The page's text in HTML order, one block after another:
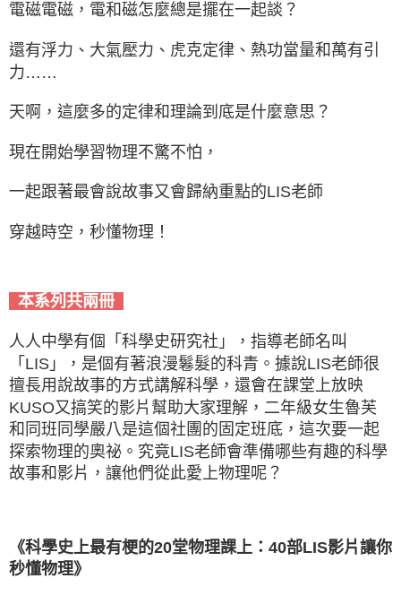
電磁電磁，電和磁怎麼總是擺在一起談？
還有浮力、大氣壓力、虎克定律、熱功當量和萬有引
力……
天啊，這麼多的定律和理論到底是什麼意思？
現在開始學習物理不驚不怕，
一起跟著最會說故事又會歸納重點的LIS老師
穿越時空，秒懂物理！
本系列共兩冊
人人中學有個「科學史研究社」，指導老師名叫
「LIS」，是個有著浪漫鬈髮的科青。據說LIS老師很
擅長用說故事的方式講解科學，還會在課堂上放映
KUSO又搞笑的影片幫助大家理解，二年級女生魯芙
和同班同學嚴八是這個社團的固定班底，這次要一起
探索物理的奧祕。究竟LIS老師會準備哪些有趣的科學
故事和影片，讓他們從此愛上物理呢？
《科學史上最有梗的20堂物理課上：40部LIS影片讓你
秒懂物理》